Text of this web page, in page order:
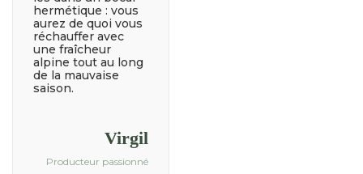
hermétique : vous
aurez de quoi vous
réchauffer avec
une fraîcheur
alpine tout au long
de la mauvaise
saison.
Virgil
Producteur passionné